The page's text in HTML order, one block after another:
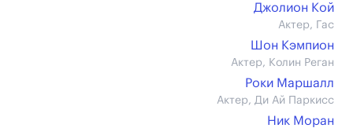
Джолион Кой
Актер, Гас
Шон Кэмпион
Актер, Колин Реган
Роки Маршалл
Актер, Ди Ай Паркисс
Ник Моран